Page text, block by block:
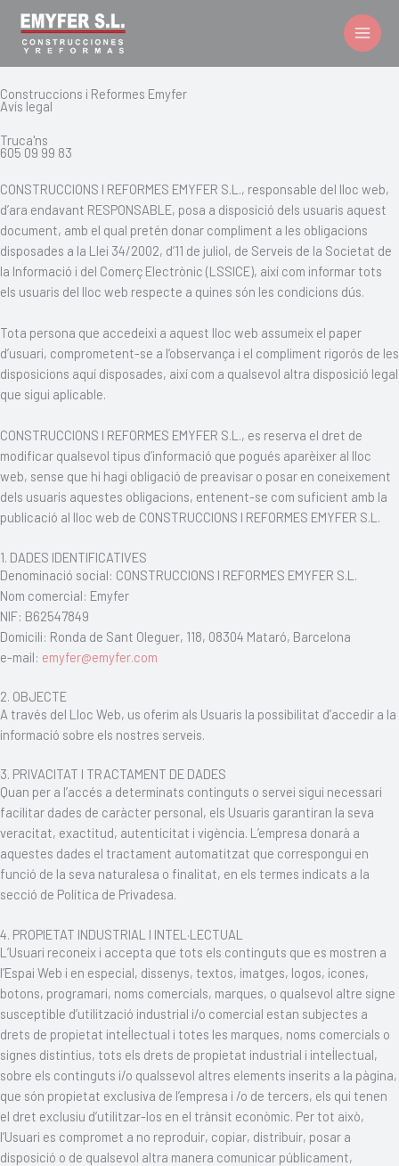
contingut
Construccions i Reformes Emyfer
Avís legal
Truca'ns
605 09 99 83
CONSTRUCCIONS I REFORMES EMYFER S.L., responsable del lloc web,
d’ara endavant RESPONSABLE, posa a disposició dels usuaris aquest
document, amb el qual pretén donar compliment a les obligacions
disposades a la Llei 34/2002, d’11 de juliol, de Serveis de la Societat de
la Informació i del Comerç Electrònic (LSSICE), així com informar tots
els usuaris del lloc web respecte a quines són les condicions dús.
Tota persona que accedeixi a aquest lloc web assumeix el paper
d’usuari, comprometent-se a l’observança i el compliment rigorós de les
disposicions aquí disposades, així com a qualsevol altra disposició legal
que sigui aplicable.
CONSTRUCCIONS I REFORMES EMYFER S.L., es reserva el dret de
modificar qualsevol tipus d’informació que pogués aparèixer al lloc
web, sense que hi hagi obligació de preavisar o posar en coneixement
dels usuaris aquestes obligacions, entenent-se com suficient amb la
publicació al lloc web de CONSTRUCCIONS I REFORMES EMYFER S.L.
1. DADES IDENTIFICATIVES
Denominació social: CONSTRUCCIONS I REFORMES EMYFER S.L.
Nom comercial: Emyfer
NIF: B62547849
Domicili: Ronda de Sant Oleguer, 118, 08304 Mataró, Barcelona
e-mail: emyfer@emyfer.com
2. OBJECTE
A través del Lloc Web, us oferim als Usuaris la possibilitat d’accedir a la
informació sobre els nostres serveis.
3. PRIVACITAT I TRACTAMENT DE DADES
Quan per a l’accés a determinats continguts o servei sigui necessari
facilitar dades de caràcter personal, els Usuaris garantiran la seva
veracitat, exactitud, autenticitat i vigència. L’empresa donarà a
aquestes dades el tractament automatitzat que correspongui en
funció de la seva naturalesa o finalitat, en els termes indicats a la
secció de Política de Privadesa.
4. PROPIETAT INDUSTRIAL I INTEL·LECTUAL
L’Usuari reconeix i accepta que tots els continguts que es mostren a
l’Espai Web i en especial, dissenys, textos, imatges, logos, icones,
botons, programari, noms comercials, marques, o qualsevol altre signe
susceptible d’utilització industrial i/o comercial estan subjectes a
drets de propietat intel·lectual i totes les marques, noms comercials o
signes distintius, tots els drets de propietat industrial i intel·lectual,
sobre els continguts i/o qualssevol altres elements inserits a la pàgina,
que són propietat exclusiva de l’empresa i /o de tercers, els qui tenen
el dret exclusiu d’utilitzar-los en el trànsit econòmic. Per tot això,
l’Usuari es compromet a no reproduir, copiar, distribuir, posar a
disposició o de qualsevol altra manera comunicar públicament,